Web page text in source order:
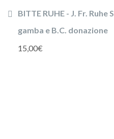
BITTE RUHE - J. Fr.
gamba e B.C. donazione
15,00€